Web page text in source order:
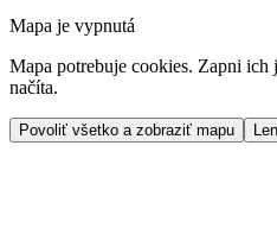
Mapa je vypnutá
Mapa potrebuje cookies. Zapni
načíta.
Povoliť všetko a zobraziť mapu